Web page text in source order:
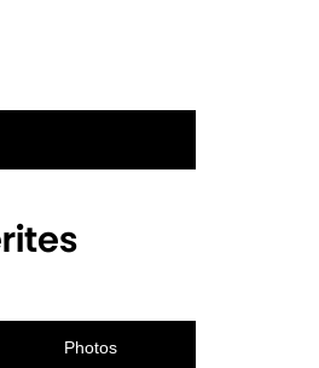
Photos